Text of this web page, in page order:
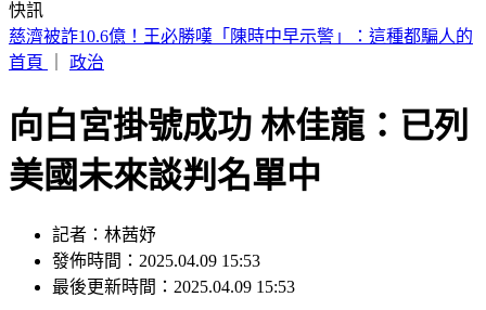
快訊
快訊／台中神岡死亡車禍 婦人遭大貨車撞飛魂斷路口
首頁
政治
向白宮掛號成功 林佳龍：已列
美國未來談判名單中
記者：林茜妤
發佈時間：2025.04.09 15:53
最後更新時間：2025.04.09 15:53